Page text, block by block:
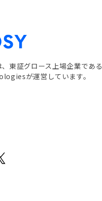
、東証グロース上場企業である
が運営しています。